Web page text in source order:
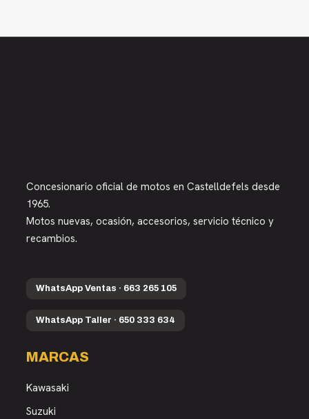
Concesionario oficial de motos en Castelldefels desde
1965.
Motos nuevas, ocasión, accesorios, servicio técnico y
recambios.
WhatsApp Ventas · 663 265 105
WhatsApp Taller · 650 333 634
MARCAS
Kawasaki
Suzuki